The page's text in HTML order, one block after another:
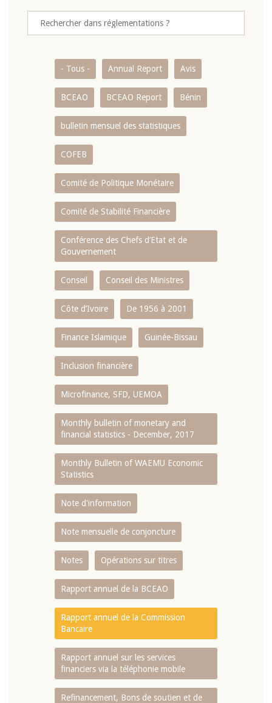
- Tous - Annual Report Avis
BCEAO BCEAO Report Bénin
bulletin mensuel des statistiques
COFEB
Comité de Politique Monétaire
Comité de Stabilité Financière
Conférence des Chefs d’Etat et de
Gouvernement
Conseil Conseil des Ministres
Côte d’Ivoire De 1956 à 2001
Finance Islamique Guinée-Bissau
Inclusion financière
Microfinance, SFD, UEMOA
Monthly bulletin of monetary and
financial statistics - December, 2017
Monthly Bulletin of WAEMU Economic
Statistics
Note d'information
Note mensuelle de conjoncture
Notes Opérations sur titres
Rapport annuel de la BCEAO
Rapport annuel de la Commission
Bancaire
Rapport annuel sur les services
financiers via la téléphonie mobile
Refinancement, Bons de soutien et de